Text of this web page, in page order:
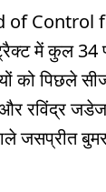
of Control
में कुल 34
को पिछले
और रविंद्र
जसप्रीत